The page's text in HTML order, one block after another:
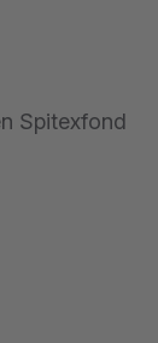
Spitexfond